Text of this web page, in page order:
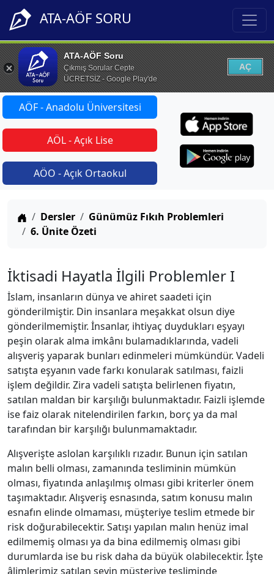
ATA-AÖF SORU
ATA-AÖF Soru
Çıkmış Sorular Cepte
ÜCRETSİZ - Google Play'de
AÇ
AÖF - Anadolu Üniversitesi
AÖL - Açık Lise
AÖO - Açık Ortaokul
Anasayfa
Dersler
Günümüz Fıkıh Problemleri
6. Ünite Özeti
İktisadi Hayatla İlgili Problemler I
İslam, insanların dünya ve ahiret saadeti için
gönderilmiştir. Din insanlara meşakkat olsun diye
gönderilmemiştir. İnsanlar, ihtiyaç duydukları eşyayı
peşin olarak alma imkânı bulamadıklarında, vadeli
alışveriş yaparak bunları edinmeleri mümkündür. Vadeli
satışta eşyanın vade farkı konularak satılması, faizli
işlem değildir. Zira vadeli satışta belirlenen fiyatın,
satılan maldan bir karşılığı bulunmaktadır. Faizli işlemde
ise faiz olarak nitelendirilen farkın, borç ya da mal
tarafından bir karşılığı bulunmamaktadır.
Alışverişte aslolan karşılıklı rızadır. Bunun için satılan
malın belli olması, zamanında tesliminin mümkün
olması, fiyatında anlaşılmış olması gibi kriterler önem
taşımaktadır. Alışveriş esnasında, satım konusu malın
esnafın elinde olmaması, müşteriye teslim etmede bir
risk doğurabilecektir. Satışı yapılan malın henüz imal
edilmemiş olması ya da bina edilmemiş olması gibi
durumlarda ise bu risk daha da büyük olabilecektir. İşte
âlimlerimiz satılan şeyin müşteriye tesliminde